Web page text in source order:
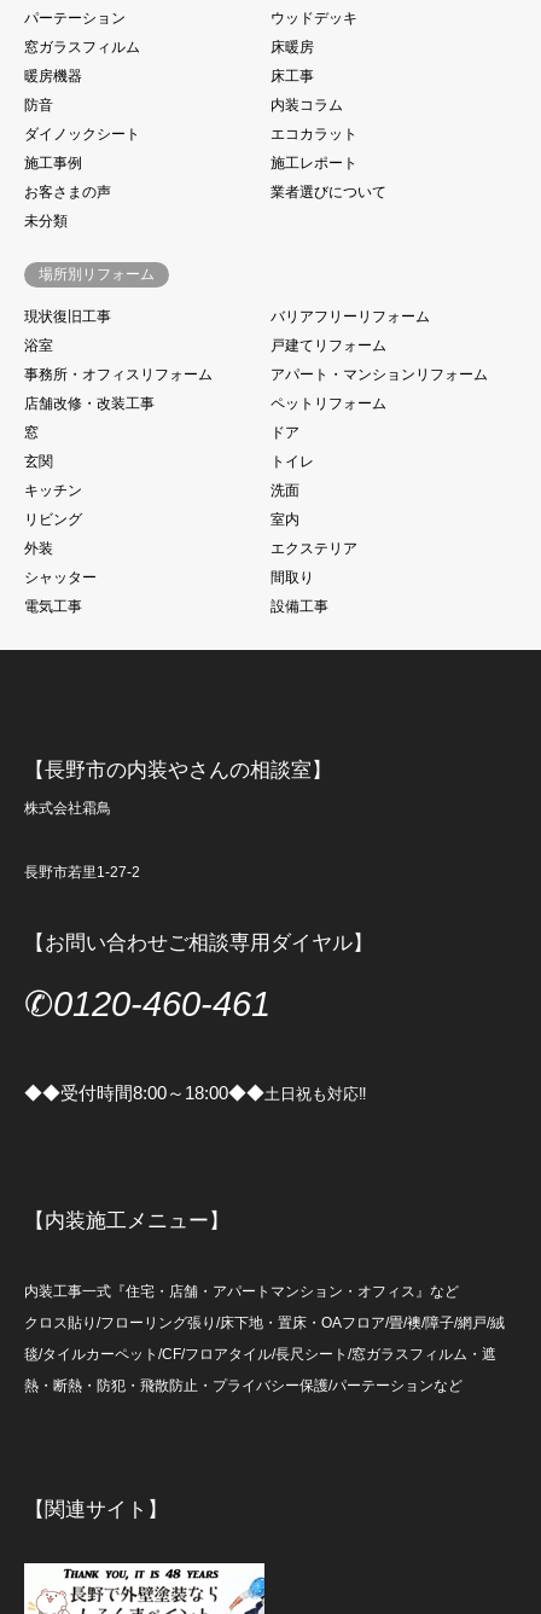
パーテーション
ウッドデッキ
窓ガラスフィルム
床暖房
暖房機器
床工事
防音
内装コラム
ダイノックシート
エコカラット
施工事例
施工レポート
お客さまの声
業者選びについて
未分類
場所別リフォーム
現状復旧工事
バリアフリーリフォーム
浴室
戸建てリフォーム
事務所・オフィスリフォーム
アパート・マンションリフォーム
店舗改修・改装工事
ペットリフォーム
窓
ドア
玄関
トイレ
キッチン
洗面
リビング
室内
外装
エクステリア
シャッター
間取り
電気工事
設備工事
【長野市の内装やさんの相談室】
株式会社霜鳥
長野市若里1-27-2
【お問い合わせご相談専用ダイヤル】
✆0120-460-461
◆◆受付時間8:00～18:00◆◆土日祝も対応‼
【内装施工メニュー】
内装工事一式『住宅・店舗・アパートマンション・オフィス』など
クロス貼り/フローリング張り/床下地・置床・OAフロア/畳/襖/障子/網戸/絨
毯/タイルカーペット/CF/フロアタイル/長尺シート/窓ガラスフィルム・遮
熱・断熱・防犯・飛散防止・プライバシー保護/パーテーションなど
【関連サイト】